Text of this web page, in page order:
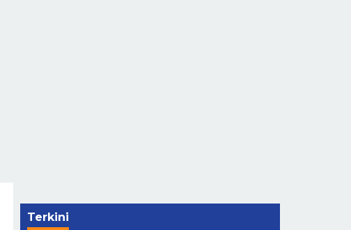
Terkini